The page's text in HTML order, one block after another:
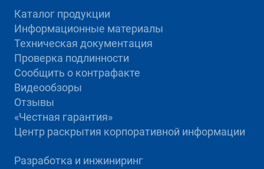
Каталог продукции
Информационные материалы
Техническая документация
Проверка подлинности
Сообщить о контрафакте
Видеообзоры
Отзывы
«Честная гарантия»
Центр раскрытия корпоративной информации
Разработка и инжиниринг